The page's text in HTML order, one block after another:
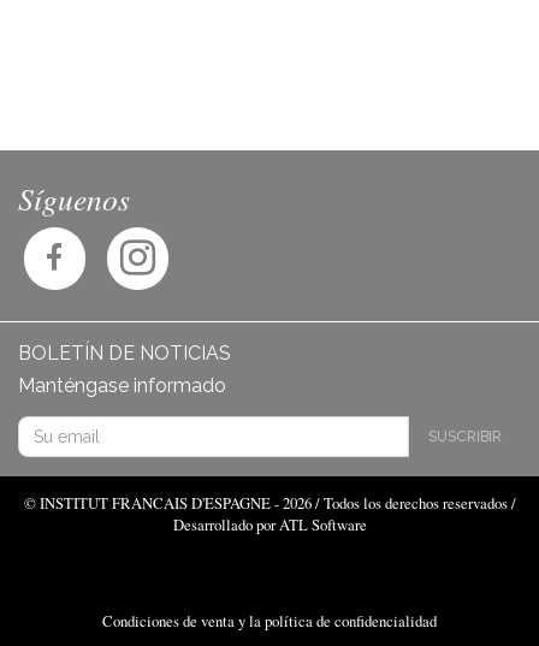
Síguenos
BOLETÍN DE NOTICIAS
Manténgase informado
SUSCRIBIR
© INSTITUT FRANCAIS D'ESPAGNE - 2026 / Todos los derechos reservados /
Desarrollado por ATL Software
Condiciones de venta y la política de confidencialidad